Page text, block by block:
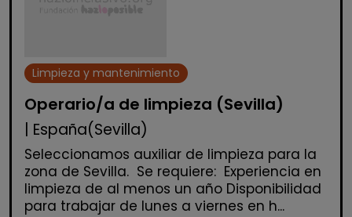
Limpieza y mantenimiento
Operario/a de limpieza (Sevilla)
| España(Sevilla)
Seleccionamos auxiliar de limpieza para la
zona de Sevilla. Se requiere: Experiencia en
limpieza de al menos un año Disponibilidad
para trabajar de lunes a viernes en h...